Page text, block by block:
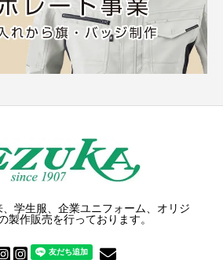
学生服、企業ユニフォーム、オリジ
製作販売を行っております。